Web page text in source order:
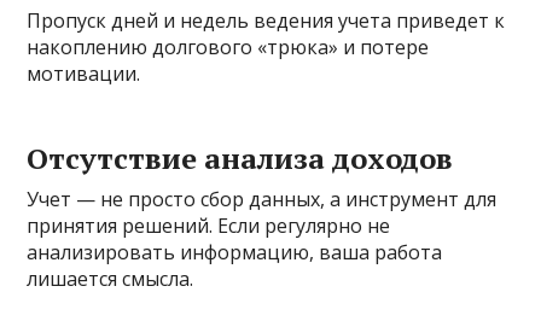
Пропуск дней и недель ведения учета приведет к
накоплению долгового «трюка» и потере
мотивации.
Отсутствие анализа доходов
Учет — не просто сбор данных, а инструмент для
принятия решений. Если регулярно не
анализировать информацию, ваша работа
лишается смысла.